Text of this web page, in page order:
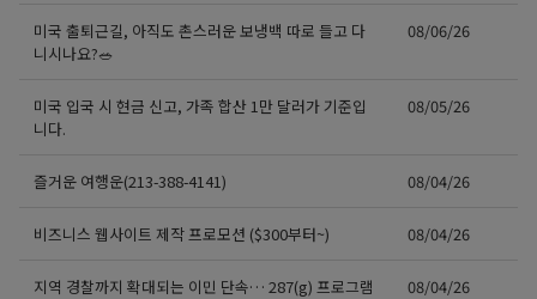
미국 출퇴근길, 아직도 촌스러운 보냉백 따로 들고 다
니시나요?🥗
08/06/26
미국 입국 시 현금 신고, 가족 합산 1만 달러가 기준입
니다.
08/05/26
즐거운 여행운(213-388-4141) 08/04/26
비즈니스 웹사이트 제작 프로모션 ($300부터~) 08/04/26
지역 경찰까지 확대되는 이민 단속… 287(g) 프로그램
08/04/26